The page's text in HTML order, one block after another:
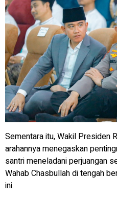
Sementara itu, Wakil Presiden
arahannya menegaskan
santri meneladani perjuangan
Wahab Chasbullah di tengah
ini.